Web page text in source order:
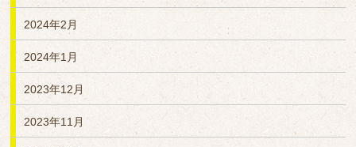
2024年2月
2024年1月
2023年12月
2023年11月